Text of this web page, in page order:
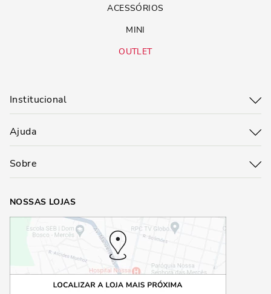
ACESSÓRIOS
MINI
OUTLET
Institucional
Ajuda
Sobre
NOSSAS LOJAS